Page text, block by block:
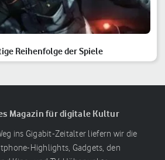
Reihenfolge der Spiele
Magazin für digitale Kultur
ins Gigabit-Zeitalter liefern wir die
Highlights, Gadgets, den